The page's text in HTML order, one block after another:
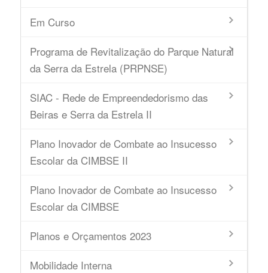
Em Curso
Programa de Revitalização do Parque Natural
da Serra da Estrela (PRPNSE)
SIAC - Rede de Empreendedorismo das
Beiras e Serra da Estrela II
Plano Inovador de Combate ao Insucesso
Escolar da CIMBSE II
Plano Inovador de Combate ao Insucesso
Escolar da CIMBSE
Planos e Orçamentos 2023
Mobilidade Interna